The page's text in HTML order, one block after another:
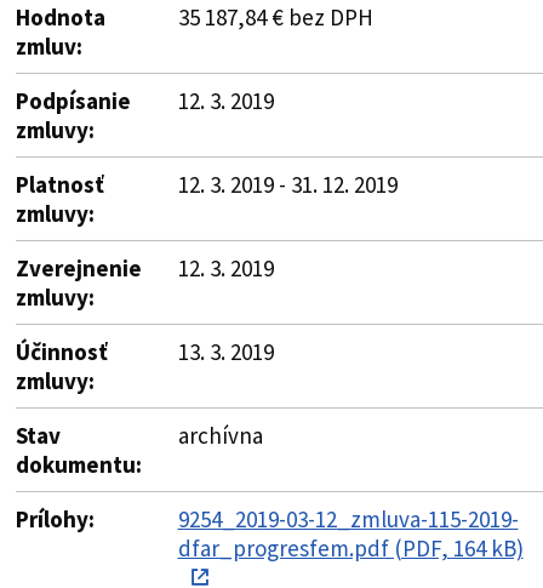
Hodnota
zmluv:
35 187,84 € bez DPH
Podpísanie
zmluvy:
12. 3. 2019
Platnosť
zmluvy:
12. 3. 2019 - 31. 12. 2019
Zverejnenie
zmluvy:
12. 3. 2019
Účinnosť
zmluvy:
13. 3. 2019
Stav
dokumentu:
archívna
Prílohy:
9254_2019-03-12_zmluva-115-2019-
dfar_progresfem.pdf (PDF, 164 kB)